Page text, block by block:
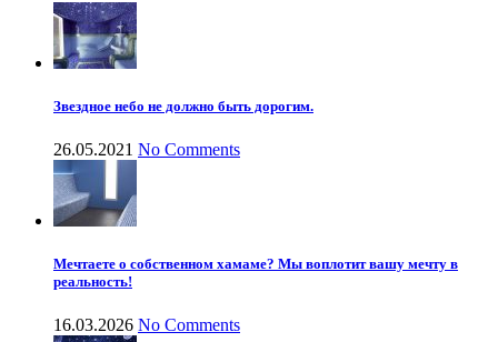
Звездное небо не должно быть дорогим.
26.05.2021 No Comments
Мечтаете о собственном хамаме? Мы воплотит вашу мечту в
реальность!
16.03.2026 No Comments